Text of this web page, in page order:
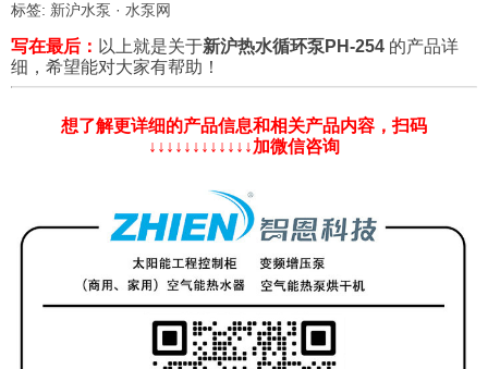
标签: 新沪水泵 · 水泵网
写在最后： 以上就是关于新沪热水循环泵PH-254 的产品详
细，希望能对大家有帮助！
想了解更详细的产品信息和相关产品内容，扫码
↓↓↓↓↓↓↓↓↓↓↓↓加微信咨询